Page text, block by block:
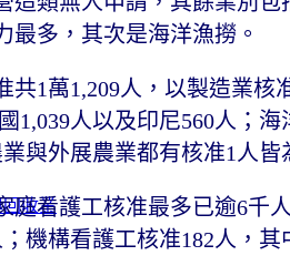
收業
最多，其次是海洋漁撈。
共1萬1,209人，以製造業核
1,039人以及印尼560人；
與外展農業都有核准1人皆
庭看護工核准最多已逾6千
機構看護工核准182人，